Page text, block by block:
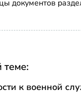
документов
теме:
к военной